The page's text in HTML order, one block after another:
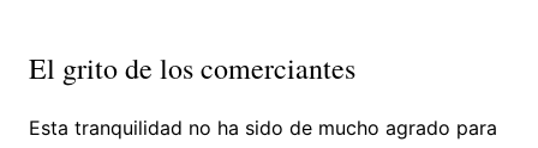
El grito de los comerciantes
Esta tranquilidad no ha sido de mucho agrado para